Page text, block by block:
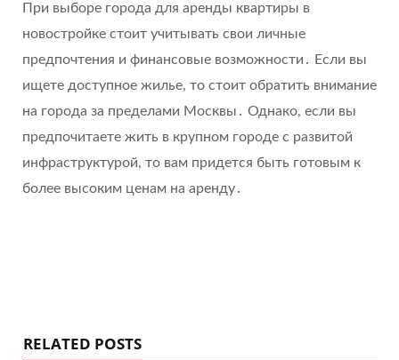
При выборе города для аренды квартиры в
новостройке стоит учитывать свои личные
предпочтения и финансовые возможности․ Если вы
ищете доступное жилье, то стоит обратить внимание
на города за пределами Москвы․ Однако, если вы
предпочитаете жить в крупном городе с развитой
инфраструктурой, то вам придется быть готовым к
более высоким ценам на аренду․
RELATED POSTS